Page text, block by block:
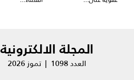
المجلة الالكترونية
العدد 1098 | تموز 2026